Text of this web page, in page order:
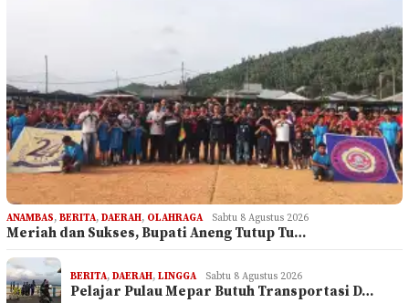
ANAMBAS, BERITA, DAERAH, OLAHRAGA Sabtu 8 Agustus 2026
Meriah dan Sukses, Bupati Aneng Tutup Tu…
BERITA, DAERAH, LINGGA Sabtu 8 Agustus 2026
Pelajar Pulau Mepar Butuh Transportasi D…